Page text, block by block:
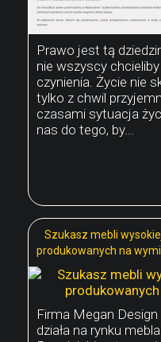
Prawo jest tą
nie wszyscy
czynienia. Życie nie
tylko z chwil
czasami sytuacja
nas do tego, by...
Szukasz mebli
produkowanych na
Firma Megan
działa na rynku